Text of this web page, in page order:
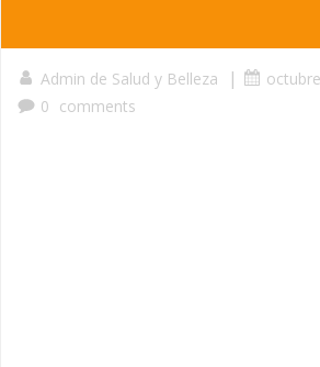
Admin de Salud y Belleza |
0 comments